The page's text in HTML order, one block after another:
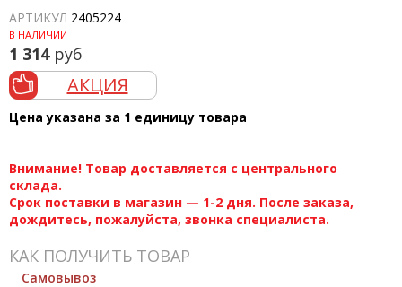
АРТИКУЛ 2405224
В НАЛИЧИИ
1 314 руб
АКЦИЯ
Цена указана за 1 единицу товара
Внимание! Товар доставляется с центрального
склада.
Срок поставки в магазин — 1-2 дня. После заказа,
дождитесь, пожалуйста, звонка специалиста.
КАК ПОЛУЧИТЬ ТОВАР
Самовывоз